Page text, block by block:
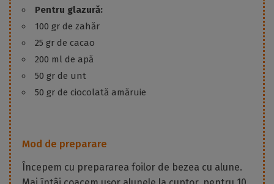
Pentru glazură:
100 gr de zahăr
25 gr de cacao
200 ml de apă
50 gr de unt
50 gr de ciocolată amăruie
Mod de preparare
Începem cu prepararea foilor de bezea cu alune.